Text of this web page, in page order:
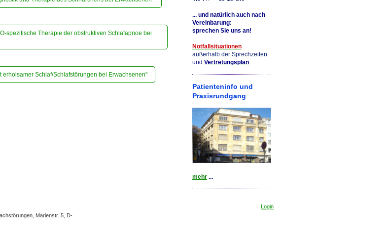
spezifische Therapie der obstruktiven Schlafapnoe bei
erholsamer Schlaf/Schlafstörungen bei Erwachsenen"
... und natürlich auch nach
Vereinbarung:
sprechen Sie uns an!
Notfallsituationen
außerhalb der Sprechzeiten
und Vertretungsplan.
Patienteninfo und
Praxisrundgang
mehr ...
Marienstr. 5, D-
Login